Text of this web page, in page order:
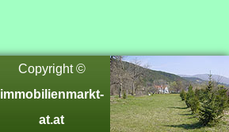
Copyright ©
immobilienmarkt-
at.at